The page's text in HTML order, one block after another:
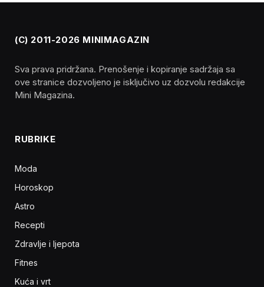
(C) 2011-2026 MINIMAGAZIN
Sva prava pridržana. Prenošenje i kopiranje sadržaja sa
ove stranice dozvoljeno je isključivo uz dozvolu redakcije
Mini Magazina.
RUBRIKE
Moda
Horoskop
Astro
Recepti
Zdravlje i ljepota
Fitnes
Kuća i vrt